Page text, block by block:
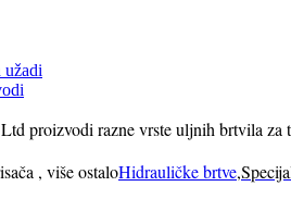
užadi
proizvodi razne vrste uljnih brtvila za
, više ostaloHidrauličke brtve,